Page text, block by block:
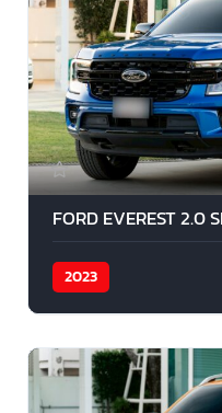
FORD EVEREST 2.0
2023